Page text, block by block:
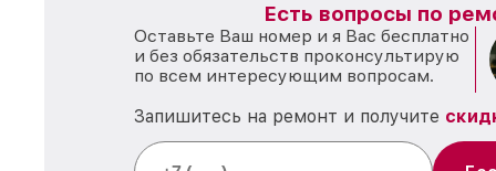
Есть вопросы по
Оставьте Ваш номер и я Вас бесплатно
и без обязательств проконсультирую
по всем интересующим вопросам.
Запишитесь на ремонт и получите